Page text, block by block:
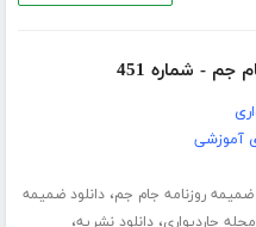
- شماره 451
آموزشی
ضمیمه روزنامه جام جم،دانلود ضمیمه
چاردیواری،دانلود نشریه،